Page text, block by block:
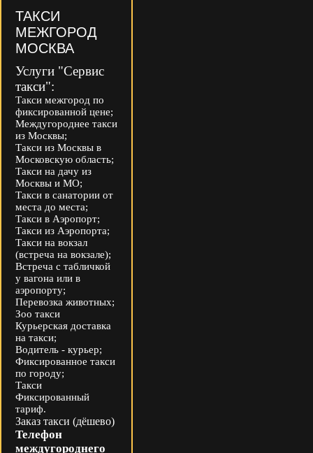
ТАКСИ
МЕЖГОРОД
МОСКВА
Услуги "Сервис
такси":
Такси межгород по
фиксированной цене;
Междугороднее такси
из Москвы;
Такси из Москвы в
Московскую область;
Такси на дачу из
Москвы и МО;
Такси в санатории от
места до места;
Такси в Аэропорт;
Такси из Аэропорта;
Такси на вокзал
(встреча на вокзале);
Встреча с табличкой
у вагона или в
аэропорту;
Перевозка животных;
Зоо такси
Курьерская доставка
на такси;
Водитель - курьер;
Фиксированное такси
по городу;
Такси
Фиксированный
тариф.
Заказ такси (дёшево)
Телефон
междугороднего